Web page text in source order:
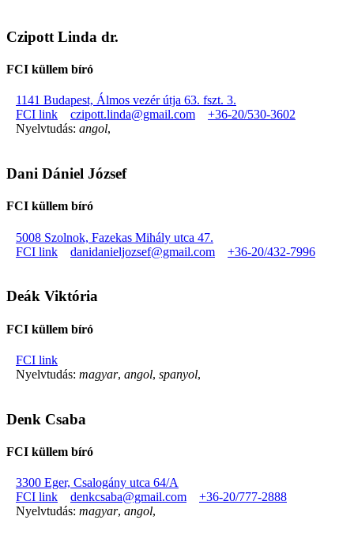
Czipott Linda dr.
FCI küllem bíró
1141 Budapest, Álmos vezér útja 63. fszt. 3.
FCI link
czipott.linda@gmail.com
+36-20/530-3602
Nyelvtudás: angol,
Dani Dániel József
FCI küllem bíró
5008 Szolnok, Fazekas Mihály utca 47.
FCI link
danidanieljozsef@gmail.com +36-20/432-7996
Deák Viktória
FCI küllem bíró
FCI link
Nyelvtudás: magyar, angol, spanyol,
Denk Csaba
FCI küllem bíró
3300 Eger, Csalogány utca 64/A
FCI link
denkcsaba@gmail.com
+36-20/777-2888
Nyelvtudás: magyar, angol,